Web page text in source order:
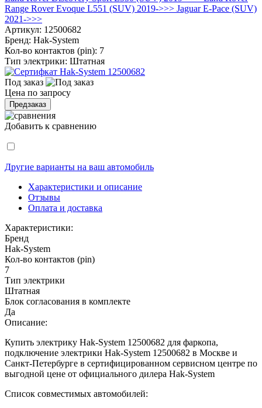
Range Rover Evoque L551 (SUV) 2019->>> Jaguar E-Pace (SUV)
2021->>>
Артикул: 12500682
Бренд: Hak-System
Кол-во контактов (pin): 7
Тип электрики: Штатная
Под заказ
Цена по запросу
Предзаказ
Добавить к сравнению
Другие варианты на ваш автомобиль
Характеристики и описание
Отзывы
Оплата и доставка
Характеристики:
Бренд
Hak-System
Кол-во контактов (pin)
7
Тип электрики
Штатная
Блок согласования в комплекте
Да
Описание:
Купить электрику Hak-System 12500682 для фаркопа,
подключение электрики Hak-System 12500682 в Москве и
Санкт-Петербурге в сертифицированном сервисном центре по
выгодной цене от официального дилера Hak-System
Список совместимых автомобилей: